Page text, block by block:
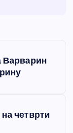
Варварин
четврти